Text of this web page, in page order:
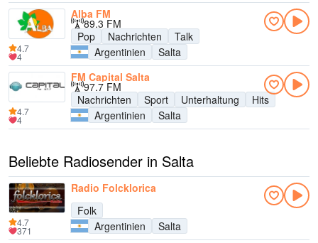
Alba FM
89.3 FM
Pop
Nachrichten
Talk
Argentinien
Salta
4.7
4
FM Capital Salta
97.7 FM
Nachrichten
Sport Unterhaltung
Hits
Argentinien
Salta
4.7
4
Beliebte Radiosender in Salta
Radio Folcklorica
Folk
Argentinien
Salta
4.7
371